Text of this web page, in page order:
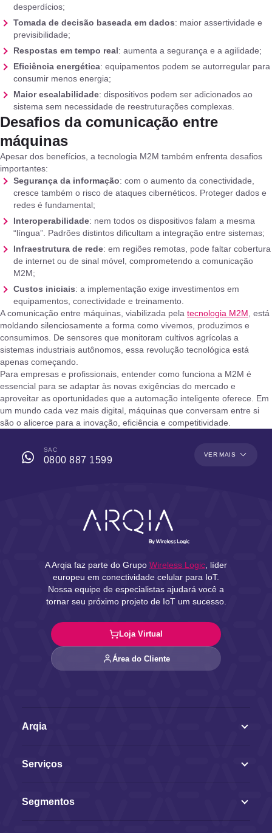
desperdícios;
Tomada de decisão baseada em dados: maior assertividade e
previsibilidade;
Respostas em tempo real: aumenta a segurança e a agilidade;
Eficiência energética: equipamentos podem se autorregular para
consumir menos energia;
Maior escalabilidade: dispositivos podem ser adicionados ao
sistema sem necessidade de reestruturações complexas.
Desafios da comunicação entre
máquinas
Apesar dos benefícios, a tecnologia M2M também enfrenta desafios
importantes:
Segurança da informação: com o aumento da conectividade,
cresce também o risco de ataques cibernéticos. Proteger dados e
redes é fundamental;
Interoperabilidade: nem todos os dispositivos falam a mesma
“língua”. Padrões distintos dificultam a integração entre sistemas;
Infraestrutura de rede: em regiões remotas, pode faltar cobertura
de internet ou de sinal móvel, comprometendo a comunicação
M2M;
Custos iniciais: a implementação exige investimentos em
equipamentos, conectividade e treinamento.
A comunicação entre máquinas, viabilizada pela tecnologia M2M , está
moldando silenciosamente a forma como vivemos, produzimos e
consumimos. De sensores que monitoram cultivos agrícolas a
sistemas industriais autônomos, essa revolução tecnológica está
apenas começando.
Para empresas e profissionais, entender como funciona a M2M é
essencial para se adaptar às novas exigências do mercado e
aproveitar as oportunidades que a automação inteligente oferece. Em
um mundo cada vez mais digital, máquinas que conversam entre si
são o alicerce para a inovação, eficiência e competitividade.
SAC
0800 887 1599
VER MAIS
A Arqia faz parte do Grupo Wireless Logic , líder
europeu em conectividade celular para IoT.
Nossa equipe de especialistas ajudará você a
tornar seu próximo projeto de IoT um sucesso.
Loja Virtual
Área do Cliente
Arqia
Serviços
Segmentos